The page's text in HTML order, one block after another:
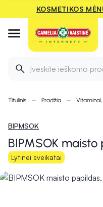
KOSMETIKOS
Įveskite ieškomo
Titulinis Pradžia
BIPMSOK
BIPMSOK
Lytinei sveikatai